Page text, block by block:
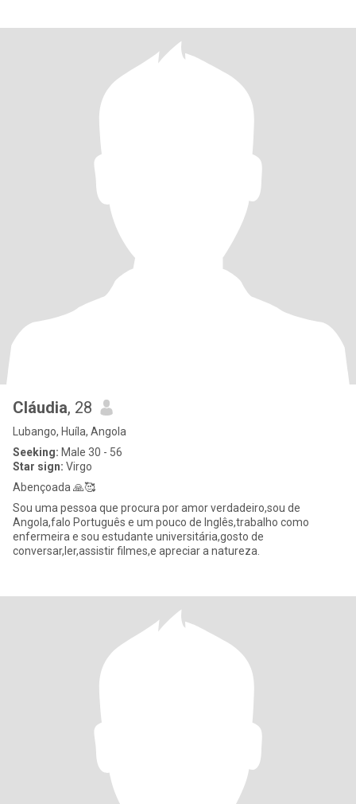
Cláudia, 28
Lubango, Huíla, Angola
Seeking: Male 30 - 56
Star sign: Virgo
Abençoada 🙏🥰
Sou uma pessoa que procura por amor verdadeiro,sou de
Angola,falo Português e um pouco de Inglês,trabalho como
enfermeira e sou estudante universitária,gosto de
conversar,ler,assistir filmes,e apreciar a natureza.